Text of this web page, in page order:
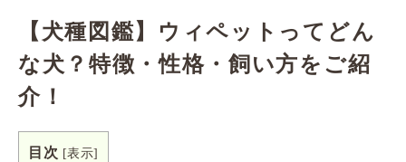
【犬種図鑑】ウィペットってどん
な犬？特徴・性格・飼い方をご紹
介！
目次 [表示]